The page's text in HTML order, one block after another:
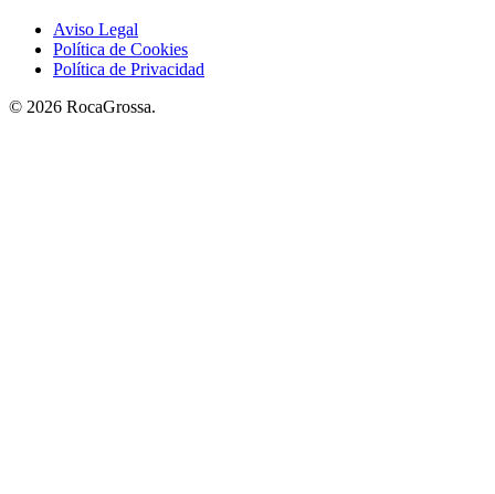
Aviso Legal
Política de Cookies
Política de Privacidad
© 2026 RocaGrossa.